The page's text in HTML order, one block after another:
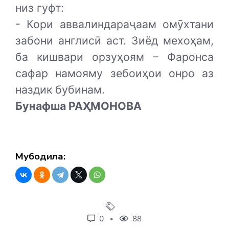
низ гуфт:
- Кори аввалиндараҷаам омӯхтани
забони англисӣ аст. Зиёд мехоҳам,
ба кишвари орзуҳоям – Фаронса
сафар намояму зебоиҳои онро аз
наздик бубинам.
Бунафша РАҲМОНОВА
Мубодила:
0 88